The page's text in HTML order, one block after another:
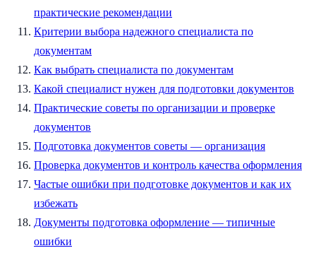
практические рекомендации
Критерии выбора надежного специалиста по
документам
Как выбрать специалиста по документам
Какой специалист нужен для подготовки документов
Практические советы по организации и проверке
документов
Подготовка документов советы — организация
Проверка документов и контроль качества оформления
Частые ошибки при подготовке документов и как их
избежать
Документы подготовка оформление — типичные
ошибки